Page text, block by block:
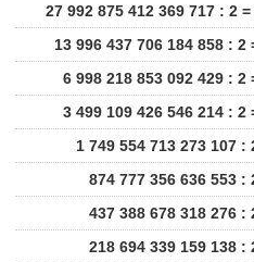
27 992 875 412 369 717 : 2
13 996 437 706 184 858 : 2
6 998 218 853 092 429 : 2
3 499 109 426 546 214 : 2
1 749 554 713 273 107 :
874 777 356 636 553 :
437 388 678 318 276 :
218 694 339 159 138 :